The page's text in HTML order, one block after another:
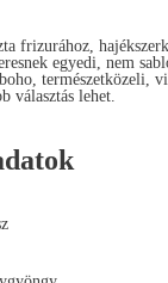
frizurához,
egyedi, nem
természetközeli,
választás lehet.